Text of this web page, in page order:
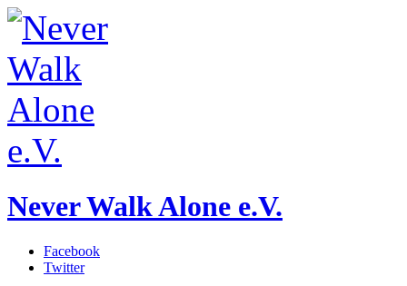
Never Walk Alone e.V.
Facebook
Twitter